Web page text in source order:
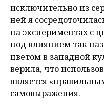
исключительно из
ней я
на экспериментах с
под влиянием так
цветом в западной
верила, что
является
самовыражения.